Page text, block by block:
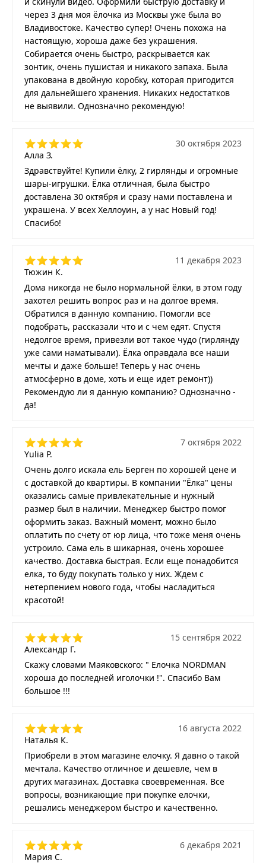
через 3 дня моя ёлочка из Москвы уже была во
Владивостоке. Качество супер! Очень похожа на
настоящую, хороша даже без украшения.
Собирается очень быстро, раскрывается как
зонтик, очень пушистая и никакого запаха. Была
упакована в двойную коробку, которая пригодится
для дальнейшего хранения. Никаких недостатков
не выявили. Однозначно рекомендую!
Алла З.
30 октября 2023
Здравствуйте! Купили ёлку, 2 гирлянды и огромные
шары-игрушки. Ёлка отличная, была быстро
доставлена 30 октября и сразу нами поставлена и
украшена. У всех Хеллоуин, а у нас Новый год!
Спасибо!
Тюжин К.
11 декабря 2023
Дома никогда не было нормальной ёлки, в этом году
захотел решить вопрос раз и на долгое время.
Обратился в данную компанию. Помогли все
подобрать, рассказали что и с чем едят. Спустя
недолгое время, привезли вот такое чудо (гирлянду
уже сами наматывали). Ёлка оправдала все наши
мечты и даже больше! Теперь у нас очень
атмосферно в доме, хоть и еще идет ремонт))
Рекомендую ли я данную компанию? Однозначно -
да!
Yulia P.
7 октября 2022
Очень долго искала ель Берген по хорошей цене и
с доставкой до квартиры. В компании "Ёлка" цены
оказались самые привлекательные и нужный
размер был в наличии. Менеджер быстро помог
оформить заказ. Важный момент, можно было
оплатить по счету от юр лица, что тоже меня очень
устроило. Сама ель в шикарная, очень хорошее
качество. Доставка быстрая. Если еще понадобится
елка, то буду покупать только у них. Ждем с
нетерпением нового года, чтобы насладиться
красотой!
Александр Г.
15 сентября 2022
Скажу словами Маяковского: " Елочка NORDMAN
хороша до последней иголочки !". Спасибо Вам
большое !!!
Наталья К.
16 августа 2022
Приобрели в этом магазине елочку. Я давно о такой
мечтала. Качество отличное и дешевле, чем в
других магазинах. Доставка своевременная. Все
вопросы, возникающие при покупке елочки,
решались менеджером быстро и качественно.
Мария С.
6 декабря 2021